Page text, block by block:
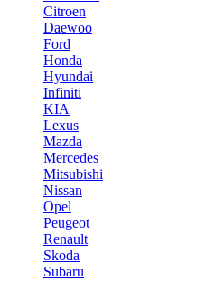
Citroen
Daewoo
Ford
Honda
Hyundai
Infiniti
KIA
Lexus
Mazda
Mercedes
Mitsubishi
Nissan
Opel
Peugeot
Renault
Skoda
Subaru